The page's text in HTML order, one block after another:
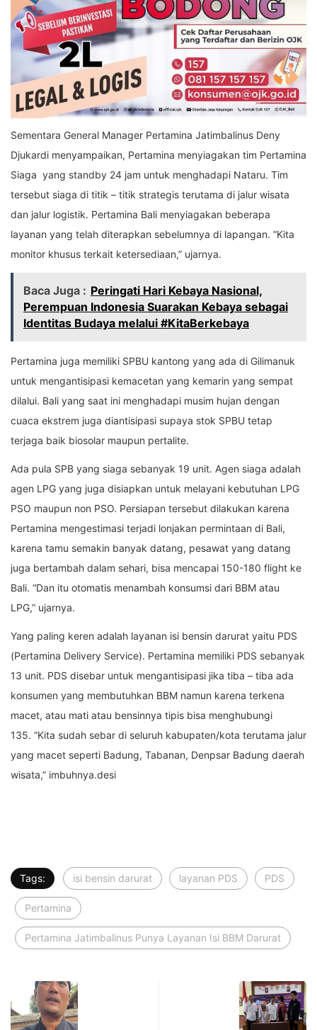
Sementara General Manager Pertamina Jatimbalinus Deny
Djukardi menyampaikan, Pertamina menyiagakan tim Pertamina
Siaga yang standby 24 jam untuk menghadapi Nataru. Tim
tersebut siaga di titik – titik strategis terutama di jalur wisata
dan jalur logistik. Pertamina Bali menyiagakan beberapa
layanan yang telah diterapkan sebelumnya di lapangan. “Kita
monitor khusus terkait ketersediaan,” ujarnya.
Baca Juga : Peringati Hari Kebaya Nasional,
Perempuan Indonesia Suarakan Kebaya sebagai
Identitas Budaya melalui #KitaBerkebaya
Pertamina juga memiliki SPBU kantong yang ada di Gilimanuk
untuk mengantisipasi kemacetan yang kemarin yang sempat
dilalui. Bali yang saat ini menghadapi musim hujan dengan
cuaca ekstrem juga diantisipasi supaya stok SPBU tetap
terjaga baik biosolar maupun pertalite.
Ada pula SPB yang siaga sebanyak 19 unit. Agen siaga adalah
agen LPG yang juga disiapkan untuk melayani kebutuhan LPG
PSO maupun non PSO. Persiapan tersebut dilakukan karena
Pertamina mengestimasi terjadi lonjakan permintaan di Bali,
karena tamu semakin banyak datang, pesawat yang datang
juga bertambah dalam sehari, bisa mencapai 150-180 flight ke
Bali. “Dan itu otomatis menambah konsumsi dari BBM atau
LPG,” ujarnya.
Yang paling keren adalah layanan isi bensin darurat yaitu PDS
(Pertamina Delivery Service). Pertamina memiliki PDS sebanyak
13 unit. PDS disebar untuk mengantisipasi jika tiba – tiba ada
konsumen yang membutuhkan BBM namun karena terkena
macet, atau mati atau bensinnya tipis bisa menghubungi
135. ”Kita sudah sebar di seluruh kabupaten/kota terutama jalur
yang macet seperti Badung, Tabanan, Denpsar Badung daerah
wisata,” imbuhnya.desi
Tags: isi bensin darurat layanan PDS PDS
Pertamina
Pertamina Jatimbalinus Punya Layanan Isi BBM Darurat